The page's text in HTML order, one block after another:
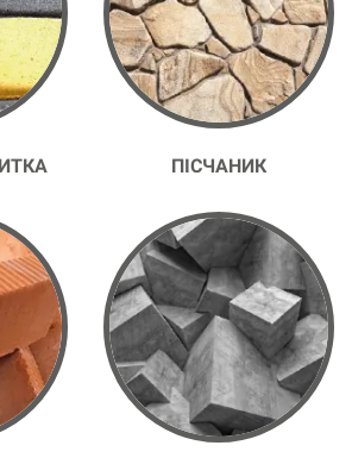
ПІСЧАНИК